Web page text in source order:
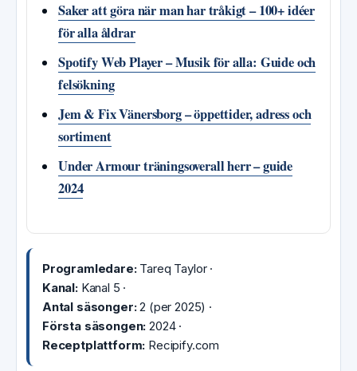
Saker att göra när man har tråkigt – 100+ idéer
för alla åldrar
Spotify Web Player – Musik för alla: Guide och
felsökning
Jem & Fix Vänersborg – öppettider, adress och
sortiment
Under Armour träningsoverall herr – guide
2024
Programledare:Tareq Taylor ·
Kanal:Kanal 5 ·
Antal säsonger:2 (per 2025) ·
Första säsongen: 2024 ·
Receptplattform: Recipify.com